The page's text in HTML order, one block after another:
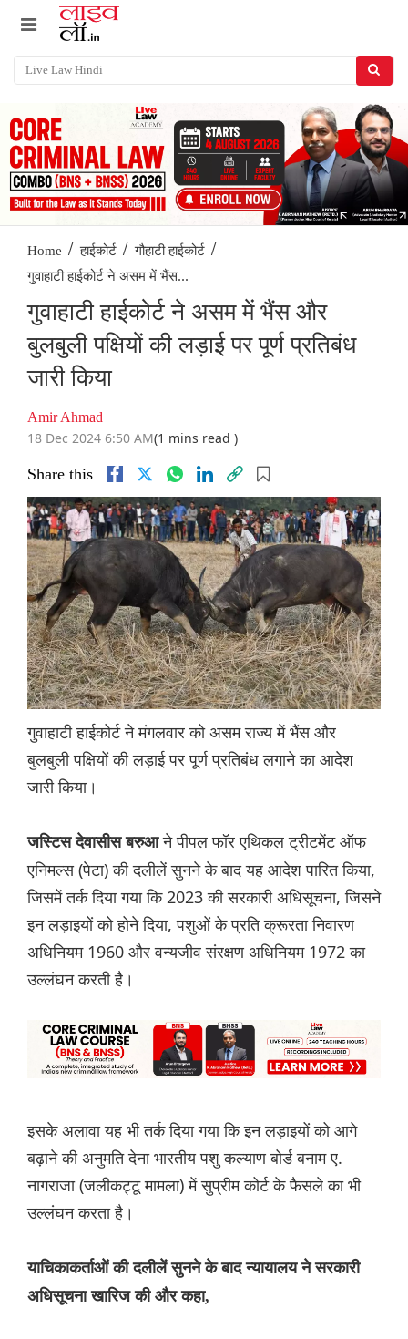
Home / हाईकोर्ट / गौहाटी हाईकोर्ट /
गुवाहाटी हाईकोर्ट ने असम में भैंस...
गुवाहाटी हाईकोर्ट ने असम में भैंस और
बुलबुली पक्षियों की लड़ाई पर पूर्ण प्रतिबंध
जारी किया
Amir Ahmad
18 Dec 2024 6:50 AM(1 mins read )
Share this
गुवाहाटी हाईकोर्ट ने मंगलवार को असम राज्य में भैंस और
बुलबुली पक्षियों की लड़ाई पर पूर्ण प्रतिबंध लगाने का आदेश
जारी किया।
जस्टिस देवासीस बरुआने पीपल फॉर एथिकल ट्रीटमेंट ऑफ
एनिमल्स (पेटा) की दलीलें सुनने के बाद यह आदेश पारित किया,
जिसमें तर्क दिया गया कि 2023 की सरकारी अधिसूचना, जिसने
इन लड़ाइयों को होने दिया, पशुओं के प्रति क्रूरता निवारण
अधिनियम 1960 और वन्यजीव संरक्षण अधिनियम 1972 का
उल्लंघन करती है।
इसके अलावा यह भी तर्क दिया गया कि इन लड़ाइयों को आगे
बढ़ाने की अनुमति देना भारतीय पशु कल्याण बोर्ड बनाम ए.
नागराजा (जलीकट्टू मामला) में सुप्रीम कोर्ट के फैसले का भी
उल्लंघन करता है।
याचिकाकर्ताओं की दलीलें सुनने के बाद न्यायालय ने सरकारी
अधिसूचना खारिज की और कहा,